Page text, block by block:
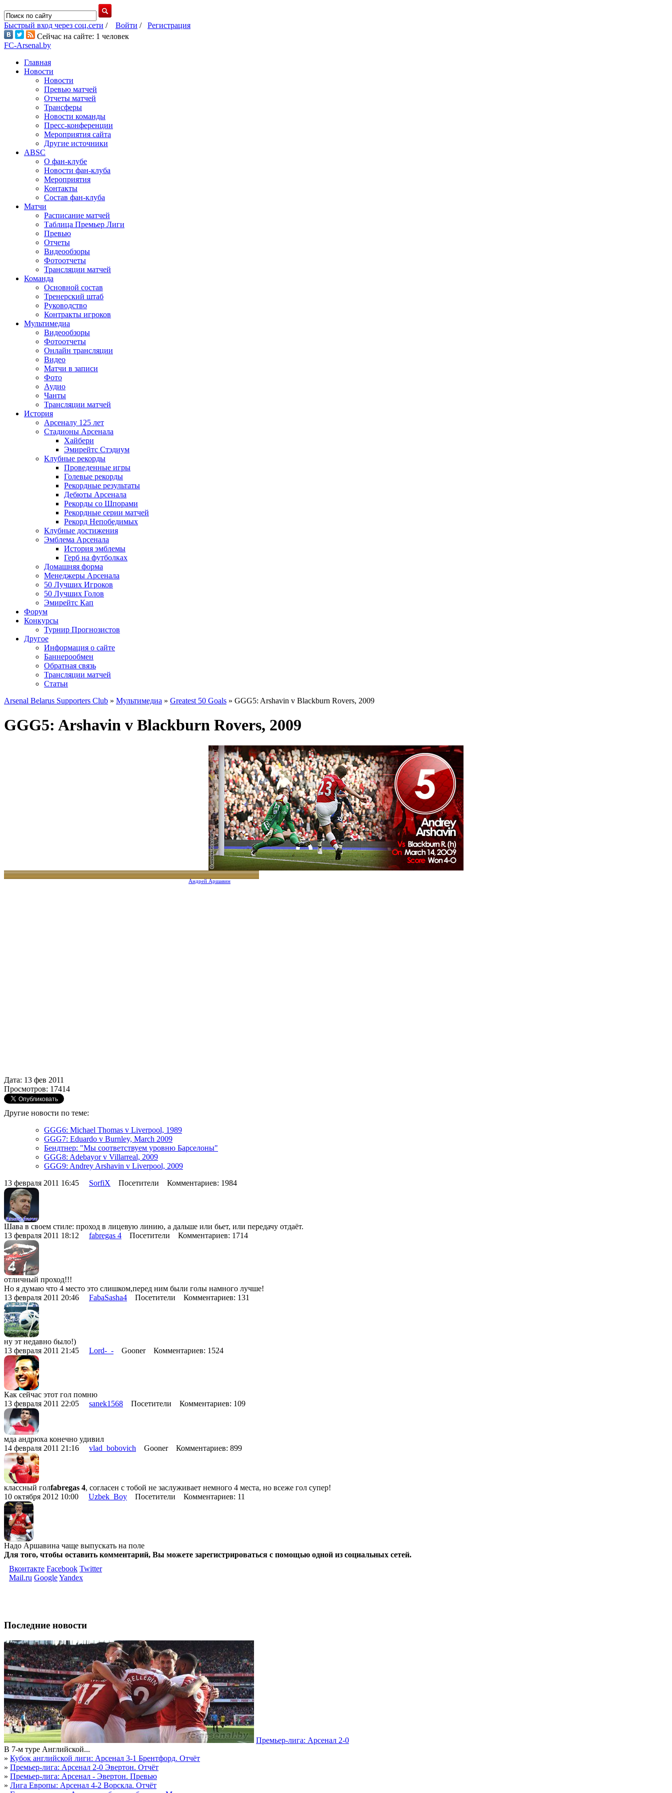
Быстрый вход через соц.сети / Войти / Регистрация
Сейчас на сайте: 1 человек
FC-Arsenal.by
Главная
Новости
Новости
Превью матчей
Отчеты матчей
Трансферы
Новости команды
Пресс-конференции
Мероприятия сайта
Другие источники
ABSC
О фан-клубе
Новости фан-клуба
Мероприятия
Контакты
Состав фан-клуба
Матчи
Расписание матчей
Таблица Премьер Лиги
Превью
Отчеты
Видеообзоры
Фотоотчеты
Трансляции матчей
Команда
Основной состав
Тренерский штаб
Руководство
Контракты игроков
Мультимедиа
Видеообзоры
Фотоотчеты
Онлайн трансляции
Видео
Матчи в записи
Фото
Аудио
Чанты
Трансляции матчей
История
Арсеналу 125 лет
Стадионы Арсенала
Хайбери
Эмирейтс Стэдиум
Клубные рекорды
Проведенные игры
Голевые рекорды
Рекордные результаты
Дебюты Арсенала
Рекорды со Шпорами
Рекордные серии матчей
Рекорд Непобедимых
Клубные достижения
Эмблема Арсенала
История эмблемы
Герб на футболках
Домашняя форма
Менеджеры Арсенала
50 Лучших Игроков
50 Лучших Голов
Эмирейтс Кап
Форум
Конкурсы
Турнир Прогнозистов
Другое
Информация о сайте
Баннерообмен
Обратная связь
Трансляции матчей
Статьи
Arsenal Belarus Supporters Club » Мультимедиа » Greatest 50 Goals » GGG5: Arshavin v Blackburn Rovers, 2009
GGG5: Arshavin v Blackburn Rovers, 2009
Андрей Аршавин
Дата: 13 фев 2011
Просмотров: 17414
Другие новости по теме:
GGG6: Michael Thomas v Liverpool, 1989
GGG7: Eduardo v Burnley, March 2009
Бендтнер: "Мы соответствуем уровню Барселоны"
GGG8: Adebayor v Villarreal, 2009
GGG9: Andrey Arshavin v Liverpool, 2009
13 февраля 2011 16:45 SorfiX Посетители Комментариев: 1984
Шава в своем стиле: проход в лицевую линию, а дальше или бьет, или передачу отдаёт.
13 февраля 2011 18:12 fabregas 4 Посетители Комментариев: 1714
отличный проход!!!
Но я думаю что 4 место это слишком,перед ним были голы намного лучше!
13 февраля 2011 20:46 FabaSasha4 Посетители Комментариев: 131
ну эт недавно было!)
13 февраля 2011 21:45 Lord-_- Gooner Комментариев: 1524
Как сейчас этот гол помню
13 февраля 2011 22:05 sanek1568 Посетители Комментариев: 109
мда андрюха конечно удивил
14 февраля 2011 21:16 vlad_bobovich Gooner Комментариев: 899
классный голfabregas 4, согласен с тобой не заслуживает немного 4 места, но всеже гол супер!
10 октября 2012 10:00 Uzbek_Boy Посетители Комментариев: 11
Надо Аршавина чаще выпускать на поле
Для того, чтобы оставить комментарий, Вы можете зарегистрироваться с помощью одной из социальных сетей.
Вконтакте Facebook Twitter
Mail.ru GoogleYandex
Последние новости
Премьер-лига: Арсенал 2-0
В 7-м туре Английской...
» Кубок английской лиги: Арсенал 3-1 Брентфорд. Отчёт
» Премьер-лига: Арсенал 2-0 Эвертон. Отчёт
» Премьер-лига: Арсенал - Эвертон. Превью
» Лига Европы: Арсенал 4-2 Ворскла. Отчёт